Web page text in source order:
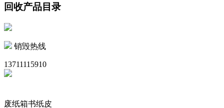
回收产品目录
销毁热线
13711115910
废纸箱书纸皮